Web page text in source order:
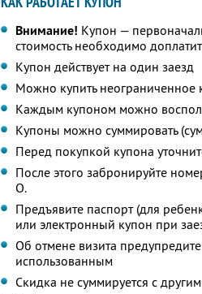
Внимание! Купон —
стоимость необходимо
Купон действует на один заезд
Можно купить неограниченное
Каждым купоном можно
Купоны можно суммировать
Перед покупкой купона
После этого забронируйте
О.
Предъявите паспорт (для
или электронный купон при
Об отмене визита предупредите
использованным
Скидка не суммируется с